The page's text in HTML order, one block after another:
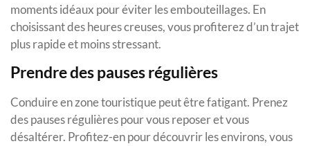
moments idéaux pour éviter les embouteillages. En
choisissant des heures creuses, vous profiterez d’un trajet
plus rapide et moins stressant.
Prendre des pauses régulières
Conduire en zone touristique peut être fatigant. Prenez
des pauses régulières pour vous reposer et vous
désaltérer. Profitez-en pour découvrir les environs, vous